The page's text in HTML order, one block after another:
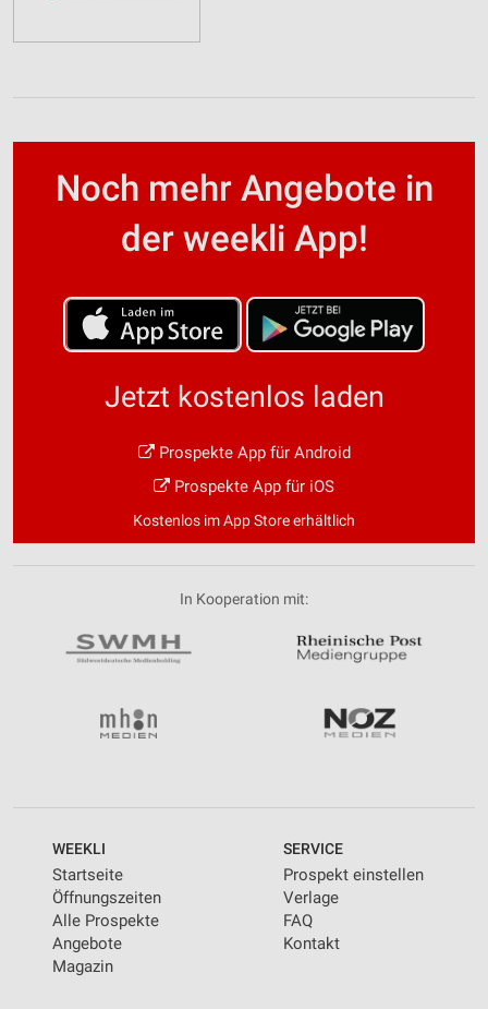
Noch mehr Angebote in
der weekli App!
Jetzt kostenlos laden
Prospekte App für Android
Prospekte App für iOS
Kostenlos im App Store erhältlich
In Kooperation mit:
WEEKLI
Startseite
Öffnungszeiten
Alle Prospekte
Angebote
Magazin
SERVICE
Prospekt einstellen
Verlage
FAQ
Kontakt